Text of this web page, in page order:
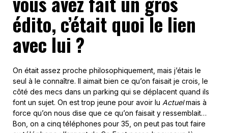
édito, c’était quoi le lien
avec lui ?
On était assez proche philosophiquement, mais j’étais le
seul à le connaître. Il aimait bien ce qu’on faisait je crois, le
côté des mecs dans un parking qui se déplacent quand ils
font un sujet. On est trop jeune pour avoir lu Actuelmais à
force qu’on nous dise que ce qu’on faisait y ressemblait…
Bon, on a cinq téléphones pour 35, on peut pas tout faire